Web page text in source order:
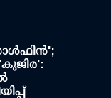
'കുജിര':